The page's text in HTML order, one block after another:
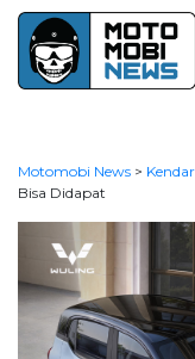
Motomobi News >
Bisa Didapat